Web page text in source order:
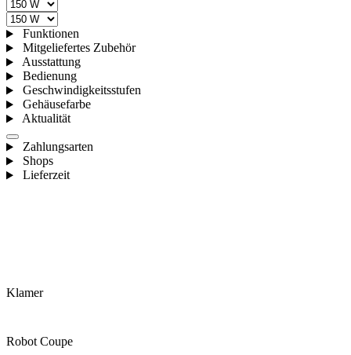
Funktionen
Mitgeliefertes Zubehör
Ausstattung
Bedienung
Geschwindigkeitsstufen
Gehäusefarbe
Aktualität
Zahlungsarten
Shops
Lieferzeit
Klamer
Robot Coupe